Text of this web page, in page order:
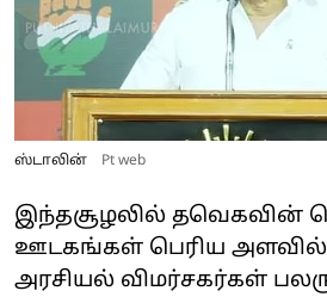
ஸ்டாலின் Pt web
இந்தசூழலில் தவெகவின்
ஊடகங்கள் பெரிய அளவில்
அரசியல் விமர்சகர்கள்